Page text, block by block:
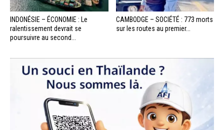
INDONÉSIE – ÉCONOMIE : Le
ralentissement devrait se
poursuivre au second...
CAMBODGE – SOCIÉTÉ : 773 morts
sur les routes au premier...